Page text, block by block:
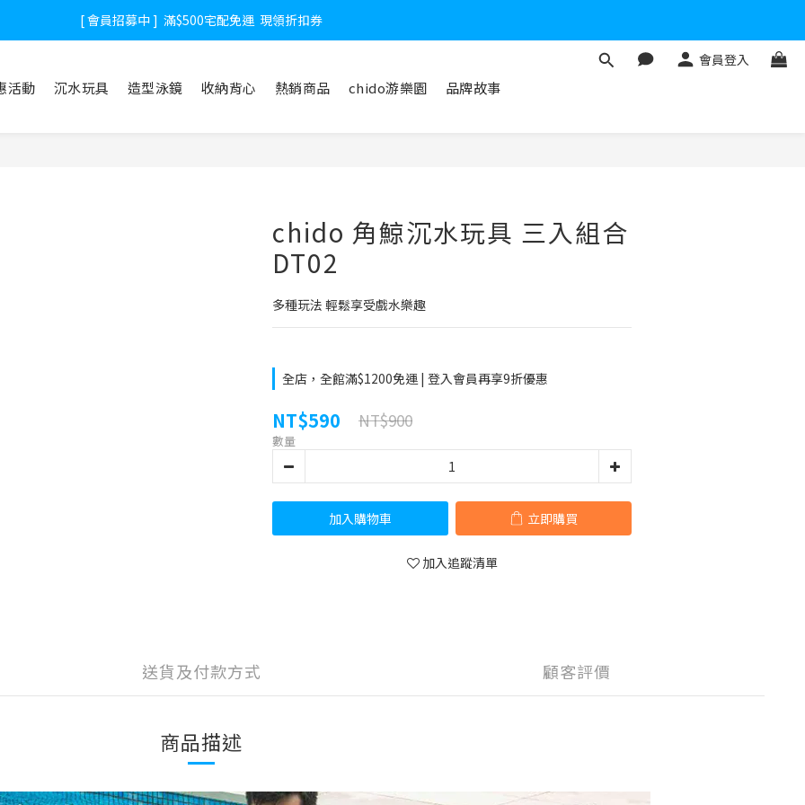
[ 會員招募中 ]  滿$500宅配免運  現領折扣券
會員登入
活動 沉水玩具 造型泳鏡 收納背心 熱銷商品 chido游樂園 品牌故事
chido 角鯨沉水玩具 三入組合
DT02
多種玩法 輕鬆享受戲水樂趣
全店，全館滿$1200免運 | 登入會員再享9折優惠
NT$590 NT$900
數量
加入購物車 立即購買
加入追蹤清單
送貨及付款方式 顧客評價
商品描述